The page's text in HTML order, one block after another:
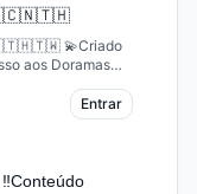
💫Criado
aos Doramas💜
💎
Entrar